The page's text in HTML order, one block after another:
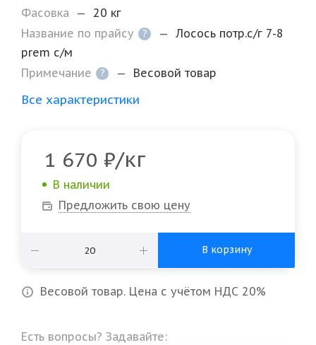
Фасовка
— 20 кг
Название по прайсу
? — Лосось потр.с/г 7-8
prem с/м
Примечание
? — Весовой товар
Все характеристики
1 670 ₽/кг
В наличии
Предложить свою цену
В корзину
Весовой товар. Цена с учётом НДС 20%
Есть вопросы? Задавайте: